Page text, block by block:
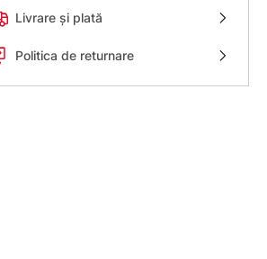
Livrare și plată
Politica de returnare